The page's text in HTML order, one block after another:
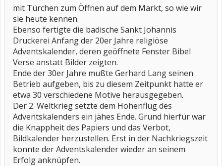
mit Türchen zum Öffnen auf dem Markt, so wie wir
sie heute kennen.
Ebenso fertigte die badische Sankt Johannis
Druckerei Anfang der 20er Jahre religiöse
Adventskalender, deren geöffnete Fenster Bibel
Verse anstatt Bilder zeigten.
Ende der 30er Jahre mußte Gerhard Lang seinen
Betrieb aufgeben, bis zu diesem Zeitpunkt hatte er
etwa 30 verschiedene Motive herausgegeben.
Der 2. Weltkrieg setzte dem Höhenflug des
Adventskalenders ein jähes Ende. Grund hierfür war
die Knappheit des Papiers und das Verbot,
Bildkalender herzustellen. Erst in der Nachkriegszeit
konnte der Adventskalender wieder an seinem
Erfolg anknüpfen. ​